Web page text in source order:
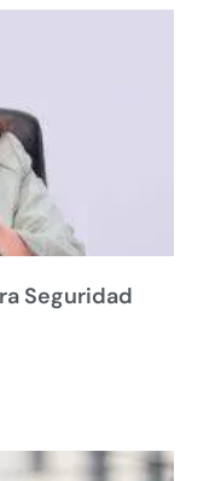
Seguridad